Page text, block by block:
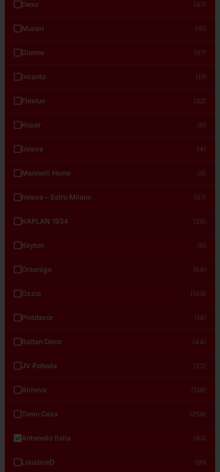
Dexo (47)
Munari (15)
Dienne (57)
Incanto (17)
Flexlux (32)
Kopar (6)
Innova (4)
Marinelli Home (8)
Innova – Estro Milano (57)
KAPLAN 1934 (28)
Keyton (6)
Orsenigo (54)
Ozzio (149)
Pintdecor (14)
Rattan Deco (44)
JV Pohoda (22)
Airnova (138)
Tonin Casa (258)
Antonello Italia (83)
LoiudiceD (91)